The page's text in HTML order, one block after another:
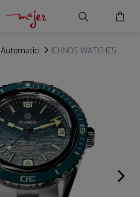
Automatici
ICHNOS WATCHES